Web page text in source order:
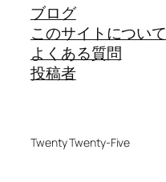
ブログ
このサイトについて
よくある質問
投稿者
Twenty Twenty-Five